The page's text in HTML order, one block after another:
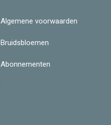
Algemene voorwaarden
Bruidsbloemen
Abonnementen